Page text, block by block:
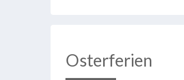
Osterferien